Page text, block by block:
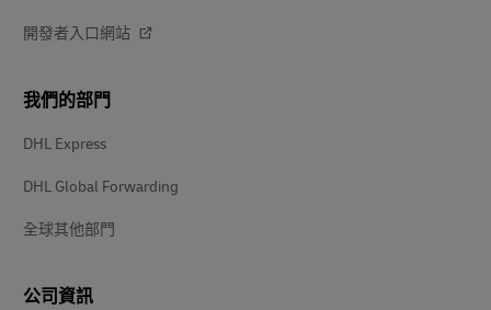
開發者入口網站
我們的部門
DHL Express
DHL Global Forwarding
全球其他部門
公司資訊